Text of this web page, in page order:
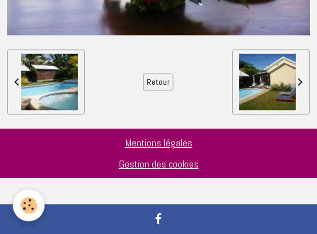
Retour
Mentions légales
Gestion des cookies